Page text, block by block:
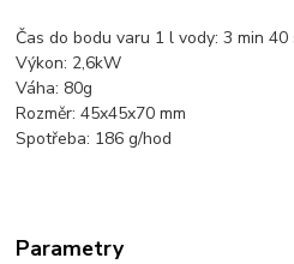
Čas do bodu varu 1 l vody: 3 min 40
Výkon: 2,6kW
Váha: 80g
Rozměr: 45x45x70 mm
Spotřeba: 186 g/hod
Parametry